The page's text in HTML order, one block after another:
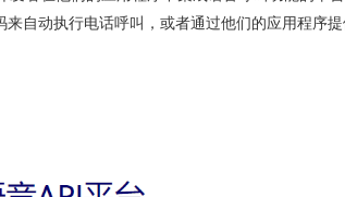
自动执行电话呼叫，或者通过他们的应用程序